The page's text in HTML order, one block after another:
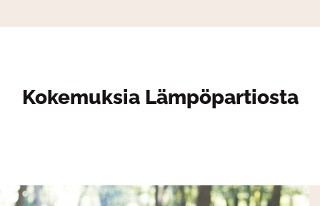
Kokemuksia Lämpöpartiosta